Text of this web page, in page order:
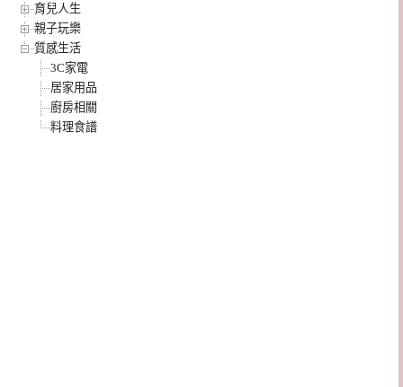
育兒人生
親子玩樂
質感生活
3C家電
居家用品
廚房相關
料理食譜